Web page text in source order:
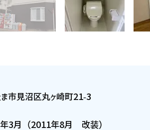
ま市見沼区丸ヶ崎町21-3
3月（2011年8月 改装）